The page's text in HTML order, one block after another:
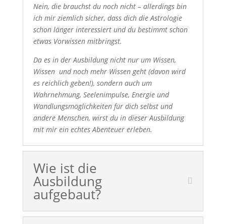
Nein, die brauchst du noch nicht – allerdings bin
ich mir ziemlich sicher, dass dich die Astrologie
schon länger interessiert und du bestimmt schon
etwas Vorwissen mitbringst.
Da es in der Ausbildung nicht nur um Wissen,
Wissen und noch mehr Wissen geht (davon wird
es reichlich geben!), sondern auch um
Wahrnehmung, Seelenimpulse, Energie und
Wandlungsmöglichkeiten für dich selbst und
andere Menschen, wirst du in dieser Ausbildung
mit mir ein echtes Abenteuer erleben.
Wie ist die
Ausbildung
aufgebaut?